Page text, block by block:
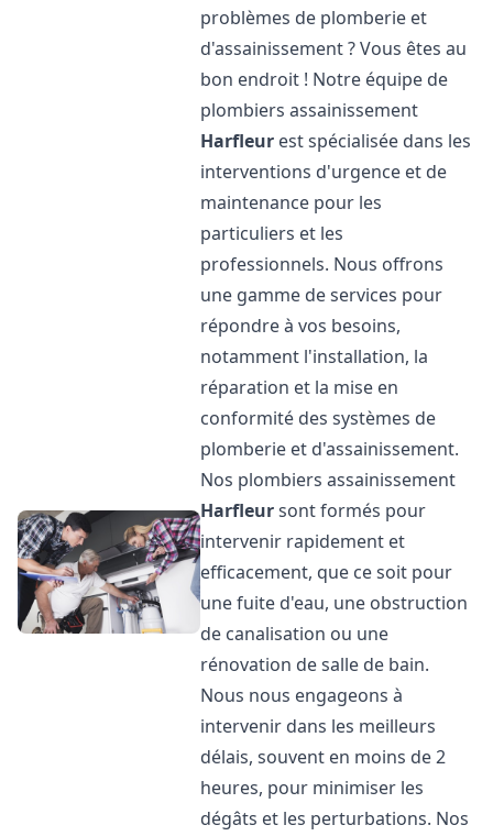
problèmes de plomberie et
d'assainissement ? Vous êtes au
bon endroit ! Notre équipe de
plombiers assainissement
Harfleur est spécialisée dans les
interventions d'urgence et de
maintenance pour les
particuliers et les
professionnels. Nous offrons
une gamme de services pour
répondre à vos besoins,
notamment l'installation, la
réparation et la mise en
conformité des systèmes de
plomberie et d'assainissement.
Nos plombiers assainissement
Harfleursont formés pour
intervenir rapidement et
efficacement, que ce soit pour
une fuite d'eau, une obstruction
de canalisation ou une
rénovation de salle de bain.
Nous nous engageons à
intervenir dans les meilleurs
délais, souvent en moins de 2
heures, pour minimiser les
dégâts et les perturbations. Nos